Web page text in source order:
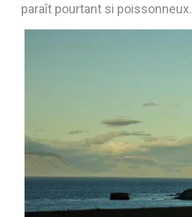
paraît pourtant si poissonneux.